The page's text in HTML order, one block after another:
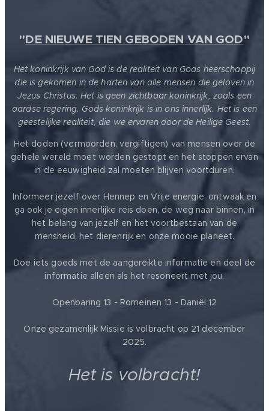
"DE NIEUWE TIEN GEBODEN VAN GOD"
Het koninkrijk van God is de realiteit van Gods heerschappij
die is gekomen in de harten van alle mensen die geloven in
Jezus Christus. Het is geen zichtbaar koninkrijk, zoals een
aardse regering. Gods koninkrijk is in ons innerlijk. Het is een
geestelijke realiteit, die we ervaren door de Heilige Geest.
Het doden (vermoorden, vergiftigen) van mensen over de
gehele wereld moet worden gestopt en het stoppen ervan
in de eeuwigheid zal moeten blijven voortduren.
Informeer jezelf over Hennep en Vrije energie, ontwaak en
ga ook je eigen innerlijke reis doen, de weg naar binnen, in
het belang van jezelf en het voortbestaan van de
mensheid, het dierenrijk en onze mooie planeet.
Doe iets goeds met de aangereikte informatie en deel de
informatie alleen als het resoneert met jou.
Openbaring 13 - Romeinen 13 - Daniël 12
Onze gezamenlijk Missie is volbracht op 21 december
2025.
Het is volbracht!